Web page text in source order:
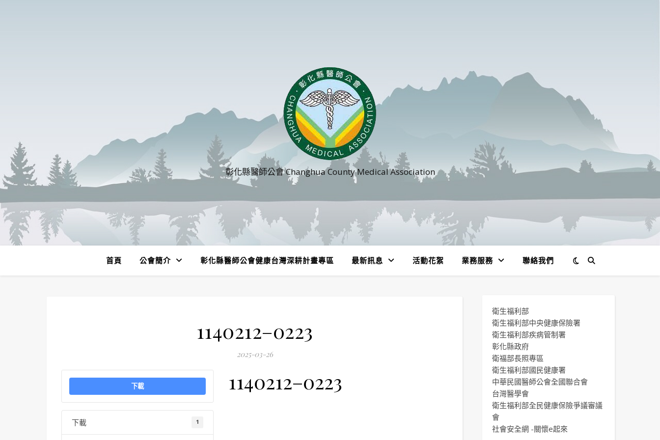
彰化縣醫師公會 Changhua County Medical Association
首頁 公會簡介 彰化縣醫師公會健康台灣深耕計畫專區 最新訊息 活動花絮 業務服務 聯絡我們
1140212–0223
2025-03-26
下載
下載 1
1140212–0223
衛生福利部
衛生福利部中央健康保險署
衛生福利部疾病管制署
彰化縣政府
衛福部長照專區
衛生福利部國民健康署
中華民國醫師公會全國聯合會
台灣醫學會
衛生福利部全民健康保險爭議審議
會
社會安全網 -關懷e起來